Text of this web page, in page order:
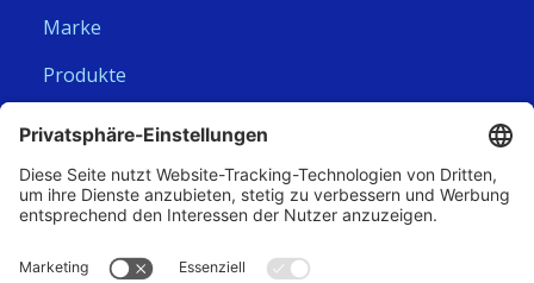
Marke
Produkte
Folge uns